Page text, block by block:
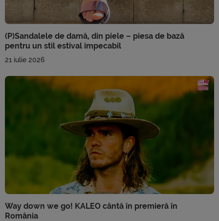
(P)Sandalele de damă, din piele – piesa de bază
pentru un stil estival impecabil
21 iulie 2026
Way down we go! KALEO cântă în premieră în
România